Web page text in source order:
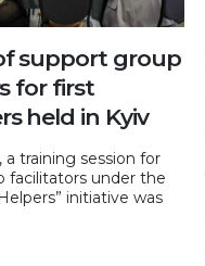
support group
for first
held in Kyiv
a training session for
facilitators under the
initiative was